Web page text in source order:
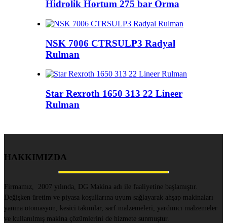
Hidrolik Hortum 275 bar Orma
NSK 7006 CTRSULP3 Radyal
Rulman
Star Rexroth 1650 313 22 Lineer
Rulman
HAKKIMIZDA
Firmamız, 2007 yılında, DG Makina adı ile faaliyetine başlamıştır.
Değişken üretim ve piyasa koşullarına uyum sağlayarak ahşap makinaları
yanına otomasyon, kesici takımlar, sarf malzemeleri, yardımcı malzemeler
ve kullanılmış makina çözümlerini de hizmete sunmuştur.